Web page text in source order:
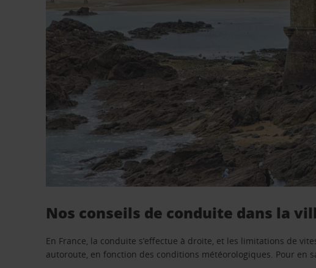
Nos conseils de conduite dans la
En France, la conduite s’effectue à droite, et les limitations de
autoroute, en fonction des conditions météorologiques. Pour en